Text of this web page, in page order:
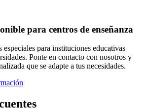
para centros de enseñanza
especiales para instituciones educativas
Ponte en contacto con nosotros y
que se adapte a tus necesidades.